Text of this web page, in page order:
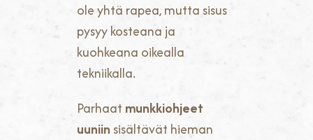
ole yhtä rapea, mutta sisus
pysyy kosteana ja
kuohkeana oikealla
tekniikalla.
Parhaat munkkiohjeet
uuniin sisältävät hieman